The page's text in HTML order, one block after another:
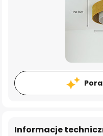
Informacje